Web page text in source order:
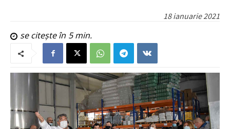
18 ianuarie 2021
se citește în 5min.